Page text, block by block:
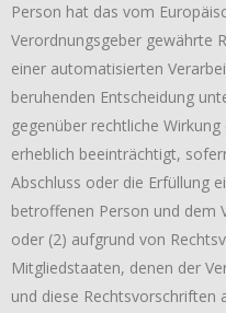
Person hat das vom
Verordnungsgeber gewährte
einer automatisierten
beruhenden Entscheidung
gegenüber rechtliche
erheblich beeinträchtigt,
Abschluss oder die Erfüllung
betroffenen Person und dem
oder (2) aufgrund von
Mitgliedstaaten, denen der
und diese Rechtsvorschriften